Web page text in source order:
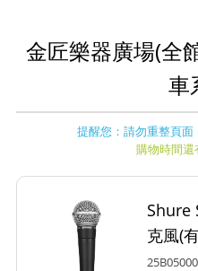
金匠樂器廣場(全
車
提醒您：請勿重整頁
購物時間還
Shure
克風(